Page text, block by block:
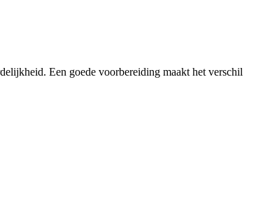
Een goede voorbereiding maakt het verschil